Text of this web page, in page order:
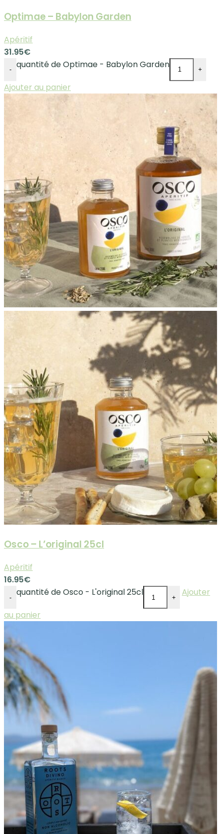
Optimae – Babylon Garden
Apéritif
31.95€
- quantité de Optimae - Babylon Garden +
Ajouter au panier
Osco – L’original 25cl
Apéritif
16.95€
- quantité de Osco - L'original 25cl +
Ajouter
au panier